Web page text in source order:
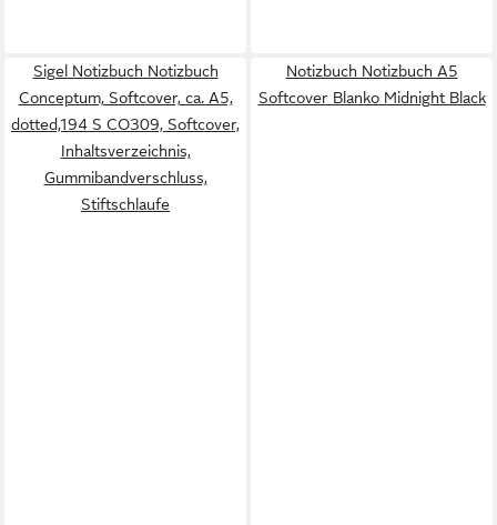
Sigel Notizbuch Notizbuch
Conceptum, Softcover, ca. A5,
dotted,194 S CO309, Softcover,
Inhaltsverzeichnis,
Gummibandverschluss,
Stiftschlaufe
Notizbuch Notizbuch A5
Softcover Blanko Midnight Black